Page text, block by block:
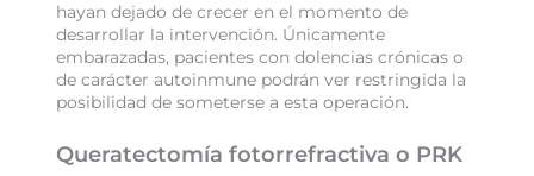
hayan dejado de crecer en el momento de
desarrollar la intervención. Únicamente
embarazadas, pacientes con dolencias crónicas o
de carácter autoinmune podrán ver restringida la
posibilidad de someterse a esta operación.
Queratectomía fotorrefractiva o PRK